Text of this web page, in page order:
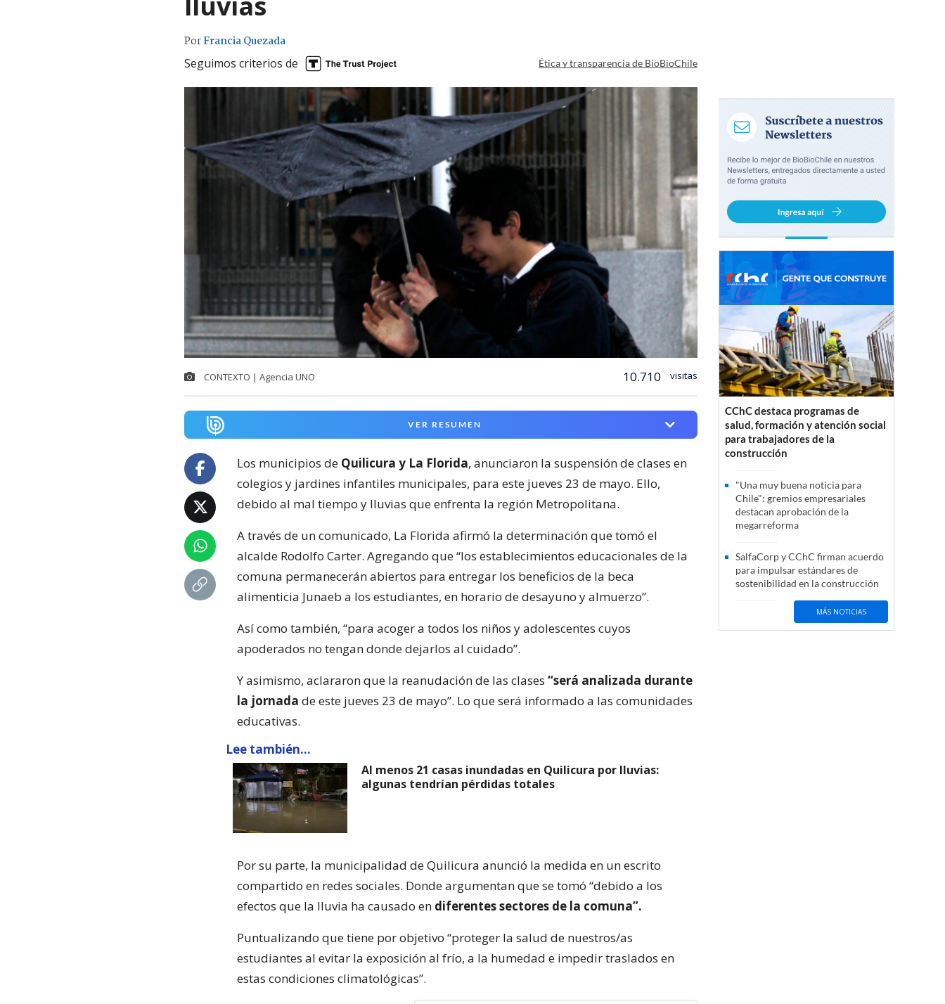
PorFrancia Quezada
Seguimos criterios de Ética y transparencia de BioBioChile
CONTEXTO | Agencia UNO 10.710 visitas
VER RESUMEN
Los municipios de Quilicura y La Florida, anunciaron la suspensión de clases en
colegios y jardines infantiles municipales, para este jueves 23 de mayo. Ello,
debido al mal tiempo y lluvias que enfrenta la región Metropolitana.
A través de un comunicado, La Florida afirmó la determinación que tomó el
alcalde Rodolfo Carter. Agregando que “los establecimientos educacionales de la
comuna permanecerán abiertos para entregar los beneficios de la beca
alimenticia Junaeb a los estudiantes, en horario de desayuno y almuerzo”.
Así como también, “para acoger a todos los niños y adolescentes cuyos
apoderados no tengan donde dejarlos al cuidado”.
Y asimismo, aclararon que la reanudación de las clases “será analizada durante
la jornada de este jueves 23 de mayo”. Lo que será informado a las comunidades
educativas.
Lee también...
Al menos 21 casas inundadas en Quilicura por lluvias:
algunas tendrían pérdidas totales
Por su parte, la municipalidad de Quilicura anunció la medida en un escrito
compartido en redes sociales. Donde argumentan que se tomó “debido a los
efectos que la lluvia ha causado en diferentes sectores de la comuna”.
Puntualizando que tiene por objetivo “proteger la salud de nuestros/as
estudiantes al evitar la exposición al frío, a la humedad e impedir traslados en
estas condiciones climatológicas”.
CChC destaca programas de
salud, formación y atención social
para trabajadores de la
construcción
"Una muy buena noticia para
Chile": gremios empresariales
destacan aprobación de la
megarreforma
SalfaCorp y CChC firman acuerdo
para impulsar estándares de
sostenibilidad en la construcción
MÁS NOTICIAS